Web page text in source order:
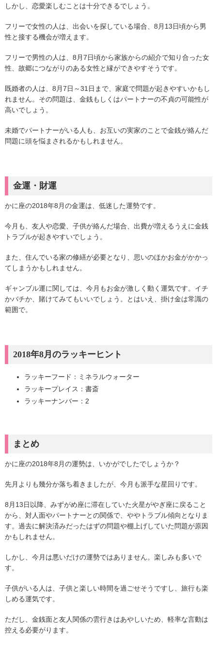
しかし、恋愛楽しむことは十分できるでしょう。
フリーで女性の人は、出会いを探している場合、8月13日頃から男
性と接する機会が増えます。
フリーで男性の人は、8月7日頃から家族からの紹介で知り合った女
性、故郷につながりのある女性と縁ができやすそうです。
既婚者の人は、8月7日～31日まで、家庭で問題が起きやすいかもし
れません。その問題は、金銭もしくはパートナーの不貞の可能性が
高いでしょう。
未婚でパートナーがいる人も、お互いの実家のことで金銭が絡んだ
問題に頭を悩まされるかもしれません。
金運・財運
かに座の2018年8月の金運は、低迷した運勢です。
今月も、友人や恋愛、子供が絡んだ場合、出費が増えるうえに金銭
トラブルが起きやすいでしょう。
また、住んでいる家の修繕が必要となり、思いのほかお金がかかっ
てしまうかもしれません。
ギャンブル運に関しては、今月もお金が激しく動く運気です。イチ
かバチか、賭けてみてもいいでしょう。とはいえ、掛け金は常識の
範囲で。
2018年8月のラッキーヒント
ラッキーフード：ミネラルウォーター
ラッキープレイス：書斎
ラッキーナンバー：2
まとめ
かに座の2018年8月の運勢は、いかがでしたでしょうか？
先月よりも幾分か落ち着きましたが、今月も派手な星回りです。
8月13日以降、みずがめ座に滞在していた火星がやぎ座に戻ること
から、対人面やパートナーとの関係で、ややトラブル傾向となりま
す。過去に解決済みだったはずの問題や棚上げしていた問題が原因
かもしれません。
しかし、今月は悪いだけの運勢ではありません。楽しみも多いで
す。
子供がいる人は、子供と楽しい時間を過ごせそうですし、旅行も楽
しめる運気です。
ただし、金銭面と友人関係の雲行きはあやしいため、軽率な言動は
控える必要がります。